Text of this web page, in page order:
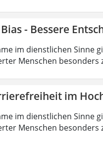
- Bessere
im dienstlichen Sinne
Menschen besonders
im
im dienstlichen Sinne
Menschen besonders